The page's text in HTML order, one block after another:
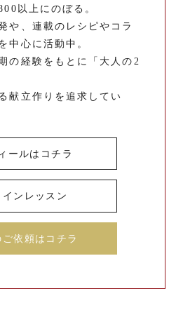
以上にのぼる。
や、連載のレシピやコラ
中心に活動中。
の経験をもとに「大人の2
献立作りを追求してい
ールはコチラ
インレッスン
依頼はコチラ